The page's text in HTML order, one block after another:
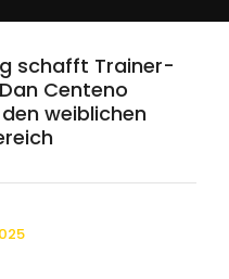
schafft Trainer-
Centeno
weiblichen